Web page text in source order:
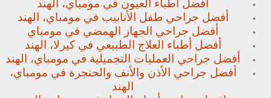
أفضل أطباء العيون في مومباي، الهند
أفضل جراحي طفل الأنابيب في مومباي، الهند
أفضل جراحي الجهاز الهمضي في مومباي
أفضل أطباء العلاج الطبيعي في كيرلا، الهند
أفضل جراحي العمليات التجميلية في مومباي، الهند
أفضل جراحي الأذن والأنف والحنجرة في مومباي،
الهند